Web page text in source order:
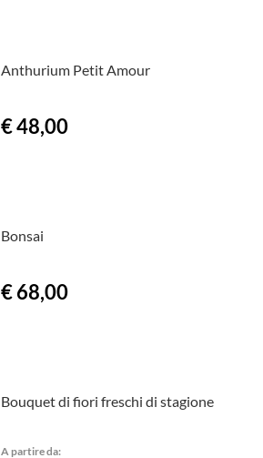
Anthurium Petit Amour
€ 48,00
Bonsai
€ 68,00
Bouquet di fiori freschi di stagione
A partire da: